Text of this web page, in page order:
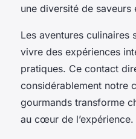
une diversité de saveurs
Les aventures culinaires
vivre des expériences
pratiques. Ce contact
considérablement notre
gourmands transforme
au cœur de l’expérience.